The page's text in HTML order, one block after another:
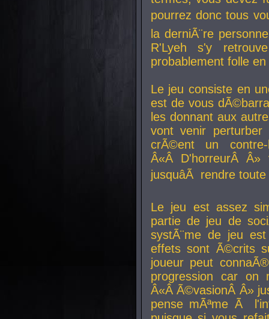
pourrez donc tous
la derniÃ¨re
R'Lyeh s'y
probablement folle
Le jeu consiste en
est de vous
les donnant aux
vont venir perturber
crÃ©ent un
Â«Â D'horreurÂ
jusquâÃ rendre
Le jeu est assez
partie de jeu de
systÃ¨me de jeu
effets sont Ã©crits
joueur peut
progression car
Â«Â Ã©vasionÂ Â»
pense mÃªme Ã